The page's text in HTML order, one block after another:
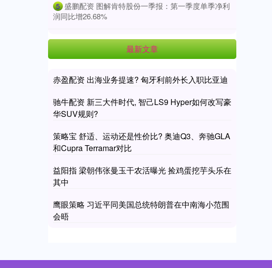
5 ​盛鹏配资 图解肯特股份一季报：第一季度单季净利
润同比增26.68%
最新文章
赤盈配资 出海业务提速? 匈牙利前外长入职比亚迪
驰牛配资 新三大件时代, 智己LS9 Hyper如何改写豪
华SUV规则?
策略宝 舒适、运动还是性价比? 奥迪Q3、奔驰GLA
和Cupra Terramar对比
益阳指 梁朝伟张曼玉干农活曝光 捡鸡蛋挖芋头乐在
其中
鹰眼策略 习近平同美国总统特朗普在中南海小范围
会晤